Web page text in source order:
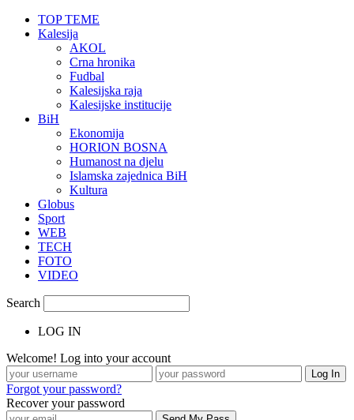
TOP TEME
Kalesija
AKOL
Crna hronika
Fudbal
Kalesijska raja
Kalesijske institucije
BiH
Ekonomija
HORION BOSNA
Humanost na djelu
Islamska zajednica BiH
Kultura
Globus
Sport
WEB
TECH
FOTO
VIDEO
Search
LOG IN
Welcome! Log into your account
Forgot your password?
Recover your password